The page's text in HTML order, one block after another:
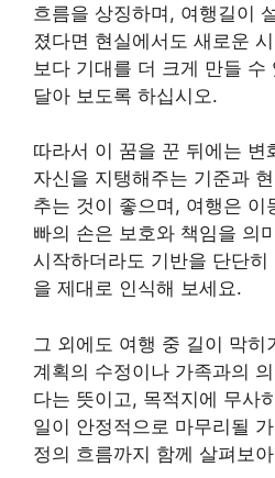
흐름을 상징하며, 여행길이
졌다면 현실에서도 새로운
보다 기대를 더 크게 만들 수
달아 보도록 하십시오.
따라서 이 꿈을 꾼 뒤에는 변
자신을 지탱해주는 기준과
추는 것이 좋으며, 여행은 이
빠의 손은 보호와 책임을 의
시작하더라도 기반을 단단
을 제대로 인식해 보세요.
그 외에도 여행 중 길이 막히
계획의 수정이나 가족과의
다는 뜻이고, 목적지에 무사
일이 안정적으로 마무리될
정의 흐름까지 함께 살펴보